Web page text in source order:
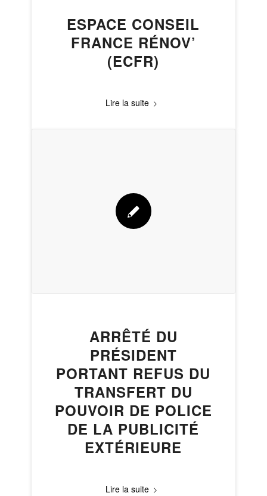
ESPACE CONSEIL
FRANCE RÉNOV’
(ECFR)
Lire la suite
ARRÊTÉ DU
PRÉSIDENT
PORTANT REFUS DU
TRANSFERT DU
POUVOIR DE POLICE
DE LA PUBLICITÉ
EXTÉRIEURE
Lire la suite